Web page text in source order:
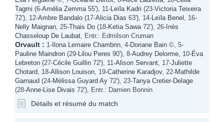
Tagmi (6-Amélia Zemma 55'), 11- Leïla Kadri (23-Victoria Teixeira
72'), 12-Ambre Bandalo (17-Alicia Dias 63'), 14- Leïla Benel
, 16-
Nelly Maignan , 25-Thais Do (18-Ketia Sawa 72'), 26- Inès
Chasseloup De Laubat , Entr.: Edmilson Cruman
Orvault : 1- Ilona Lemaire Chambrin , 4-Doriane Bain ©, 5-
Pauline Maindron (29- Lilou Peres 90'), 8-Audrey Delorme , 10-Éva
Lebreton (27-Cécile Guillin 72'), 11-Alison Servant , 17-Juliette
Chotard , 18-Allison Louison , 19-Catherine Karadjov, 22-Mathilde
Garnaud (24-Mélissa Guyard Ay 72'), 23-Tanya Cretier-Delage
(28-Anne-Lise Divais 72'), Entr.: Damien Bonnin
Détails et résumé du match